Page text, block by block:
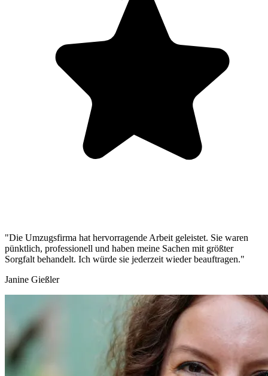
"Die Umzugsfirma hat hervorragende Arbeit geleistet. Sie waren
pünktlich, professionell und haben meine Sachen mit größter
Sorgfalt behandelt. Ich würde sie jederzeit wieder beauftragen."
Janine Gießler